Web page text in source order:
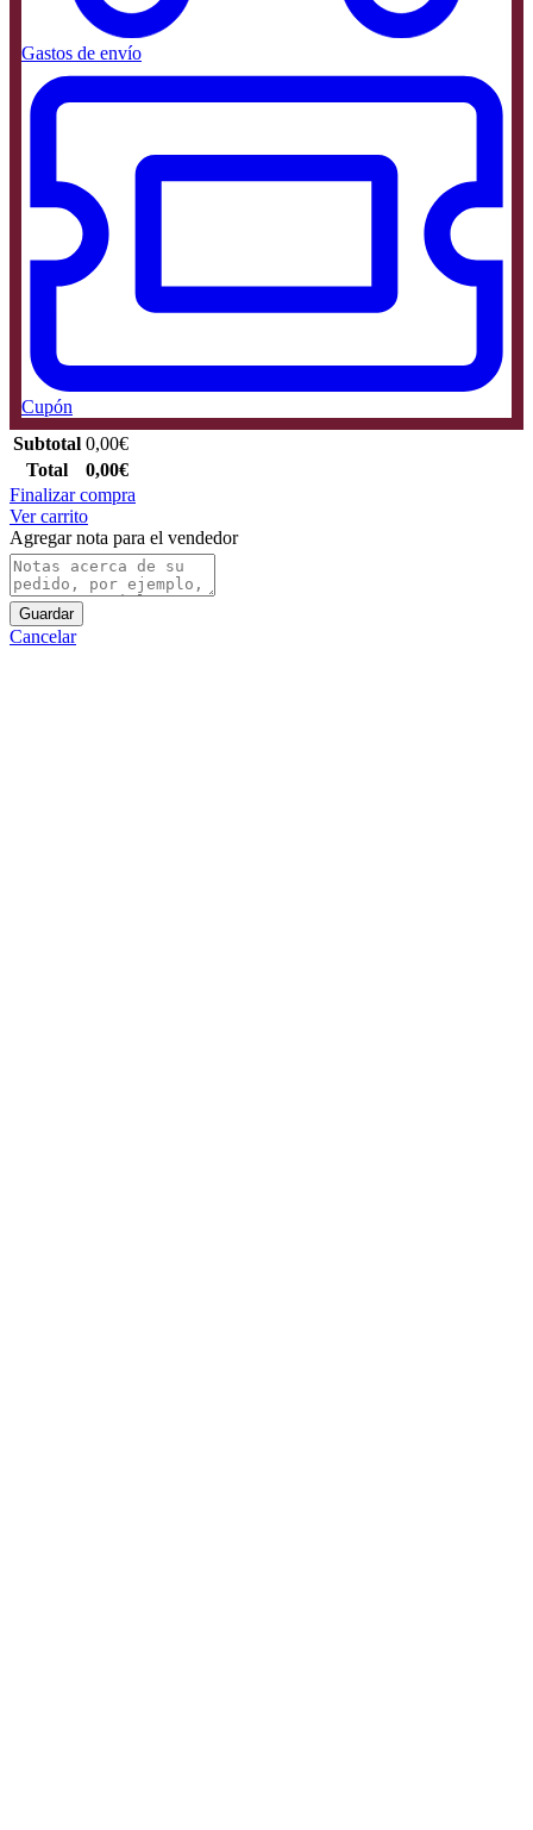
Gastos de envío
Cupón
Subtotal 0,00€
Total
0,00€
Finalizar compra
Ver carrito
Agregar nota para el vendedor
Guardar
Cancelar